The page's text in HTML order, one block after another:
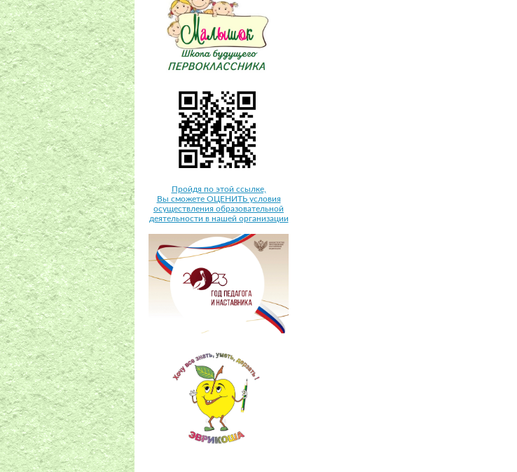
Пройдя по этой ссылке,
Вы сможете ОЦЕНИТЬ условия
осуществления образовательной
деятельности в нашей организации